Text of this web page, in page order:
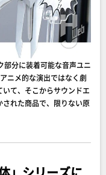
分に装着可能な音声ユニ
ニメ的な演出ではなく劇
て、そこからサウンドエ
れた商品で、限りない原